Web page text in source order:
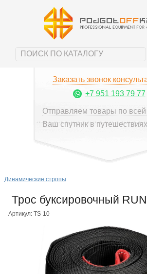
Заказать звонок
+7 951 193 79 77
Отправляем товары по всей
Ваш спутник в
Динамические стропы
Трос буксировочный
Артикул: TS-10